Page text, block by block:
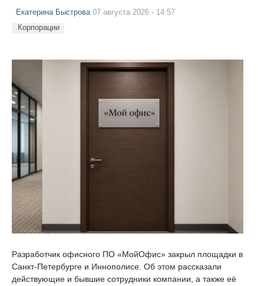
Екатерина Быстрова07 августа 2026 - 14:57
Корпорации
Разработчик офисного ПО «МойОфис» закрыл площадки в
Санкт-Петербурге и Иннополисе. Об этом рассказали
действующие и бывшие сотрудники компании, а также её